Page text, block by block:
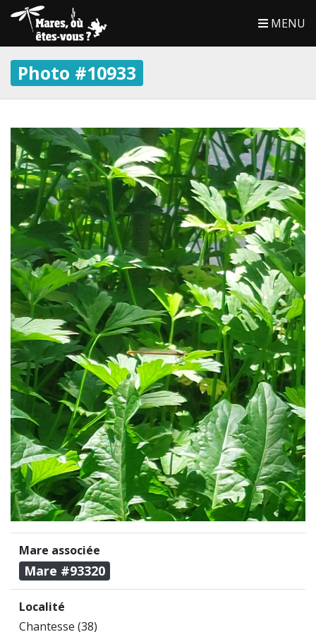
MENU
Photo #10933
Mare associée
Mare #93320
Localité
Chantesse (38)